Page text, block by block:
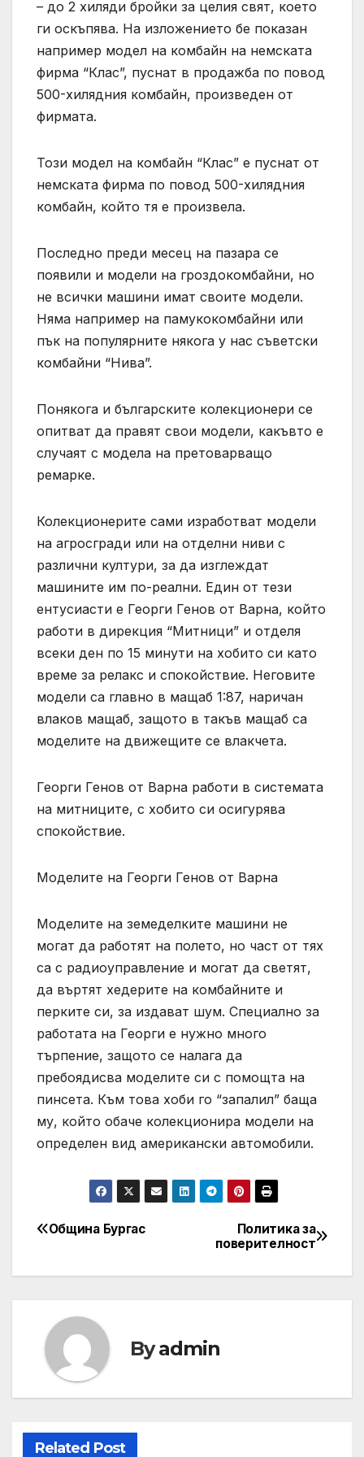
– до 2 хиляди бройки за целия свят, което
ги оскъпява. На изложението бе показан
например модел на комбайн на немската
фирма “Клас”, пуснат в продажба по повод
500-хилядния комбайн, произведен от
фирмата.
Този модел на комбайн “Клас” е пуснат от
немската фирма по повод 500-хилядния
комбайн, който тя е произвела.
Последно преди месец на пазара се
появили и модели на гроздокомбайни, но
не всички машини имат своите модели.
Няма например на памукокомбайни или
пък на популярните някога у нас съветски
комбайни “Нива”.
Понякога и българските колекционери се
опитват да правят свои модели, какъвто е
случаят с модела на претоварващо
ремарке.
Колекционерите сами изработват модели
на агросгради или на отделни ниви с
различни култури, за да изглеждат
машините им по-реални. Един от тези
ентусиасти е Георги Генов от Варна, който
работи в дирекция “Митници” и отделя
всеки ден по 15 минути на хобито си като
време за релакс и спокойствие. Неговите
модели са главно в мащаб 1:87, наричан
влаков мащаб, защото в такъв мащаб са
моделите на движещите се влакчета.
Георги Генов от Варна работи в системата
на митниците, с хобито си осигурява
спокойствие.
Моделите на Георги Генов от Варна
Моделите на земеделките машини не
могат да работят на полето, но част от тях
са с радиоуправление и могат да светят,
да въртят хедерите на комбайните и
перките си, за издават шум. Специално за
работата на Георги е нужно много
търпение, защото се налага да
пребоядисва моделите си с помощта на
пинсета. Към това хоби го “запалил” баща
му, който обаче колекционира модели на
определен вид американски автомобили.
Post
navigation
Политика за
поверителност
Община Бургас
Byadmin
Related Post